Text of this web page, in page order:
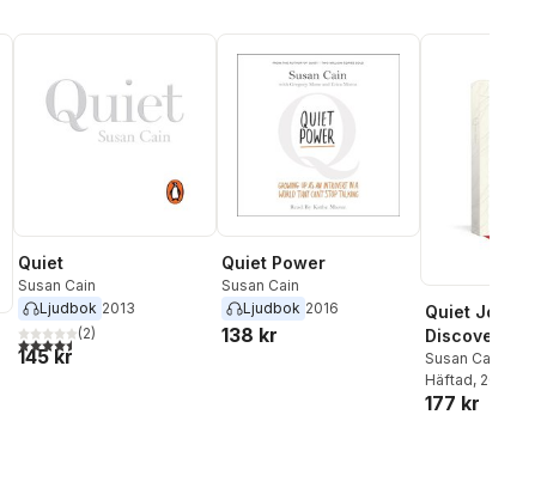
Quiet
Susan Cain
Ljudbok 2013
4,5utav 5 stjärnor. Totalt antal röster:
(2)
145 kr
Quiet Power
Susan Cain
Ljudbok 2016
138 kr
Quiet Journal:
Discover
Strengths and
Unleash Your
Power
Susan Cain
Häftad, 2019
177 kr